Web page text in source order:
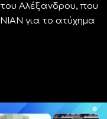
του Αλέξανδρου, που
για το ατύχημα